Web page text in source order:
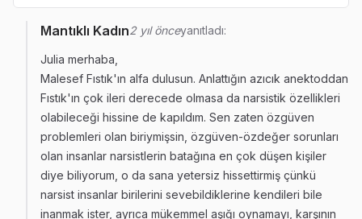
Mantıklı Kadın2 yıl önceyanıtladı:
Julia merhaba,
Malesef Fıstık'ın alfa dulusun. Anlattığın azıcık anektoddan
Fıstık'ın çok ileri derecede olmasa da narsistik özellikleri
olabileceği hissine de kapıldım. Sen zaten özgüven
problemleri olan biriymişsin, özgüven-özdeğer sorunları
olan insanlar narsistlerin batağına en çok düşen kişiler
diye biliyorum, o da sana yetersiz hissettirmiş çünkü
narsist insanlar birilerini sevebildiklerine kendileri bile
inanmak ister, ayrıca mükemmel aşığı oynamayı, karşının